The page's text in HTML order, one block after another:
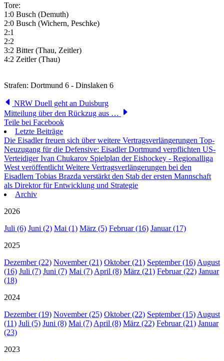
Tore:
1:0 Busch (Demuth)
2:0 Busch (Wichern, Peschke)
2:1
2:2
3:2 Bitter (Thau, Zeitler)
4:2 Zeitler (Thau)
Strafen: Dortmund 6 - Dinslaken 6
NRW Duell geht an Duisburg
Mitteilung über den Rückzug aus …
Teile bei Facebook
Letzte Beiträge
Die Eisadler freuen sich über weitere Vertragsverlängerungen Top-
Neuzugang für die Defensive: Eisadler Dortmund verpflichten US-
Verteidiger Ivan Chukarov Spielplan der Eishockey - Regionalliga
West veröffentlicht Weitere Vertragsverlängerungen bei den
Eisadlern Tobias Brazda verstärkt den Stab der ersten Mannschaft
als Direktor für Entwicklung und Strategie
Archiv
2026
Juli (6) Juni (2) Mai (1) März (5) Februar (16) Januar (17)
2025
Dezember (22) November (21) Oktober (21) September (16) August
(16) Juli (7) Juni (7) Mai (7) April (8) März (21) Februar (22) Januar
(18)
2024
Dezember (19) November (25) Oktober (22) September (15) August
(11) Juli (5) Juni (8) Mai (7) April (8) März (22) Februar (21) Januar
(23)
2023